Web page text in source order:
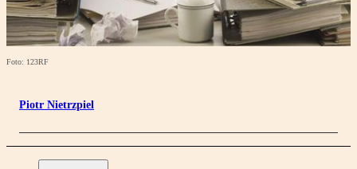
Foto: 123RF
Piotr Nietrzpiel